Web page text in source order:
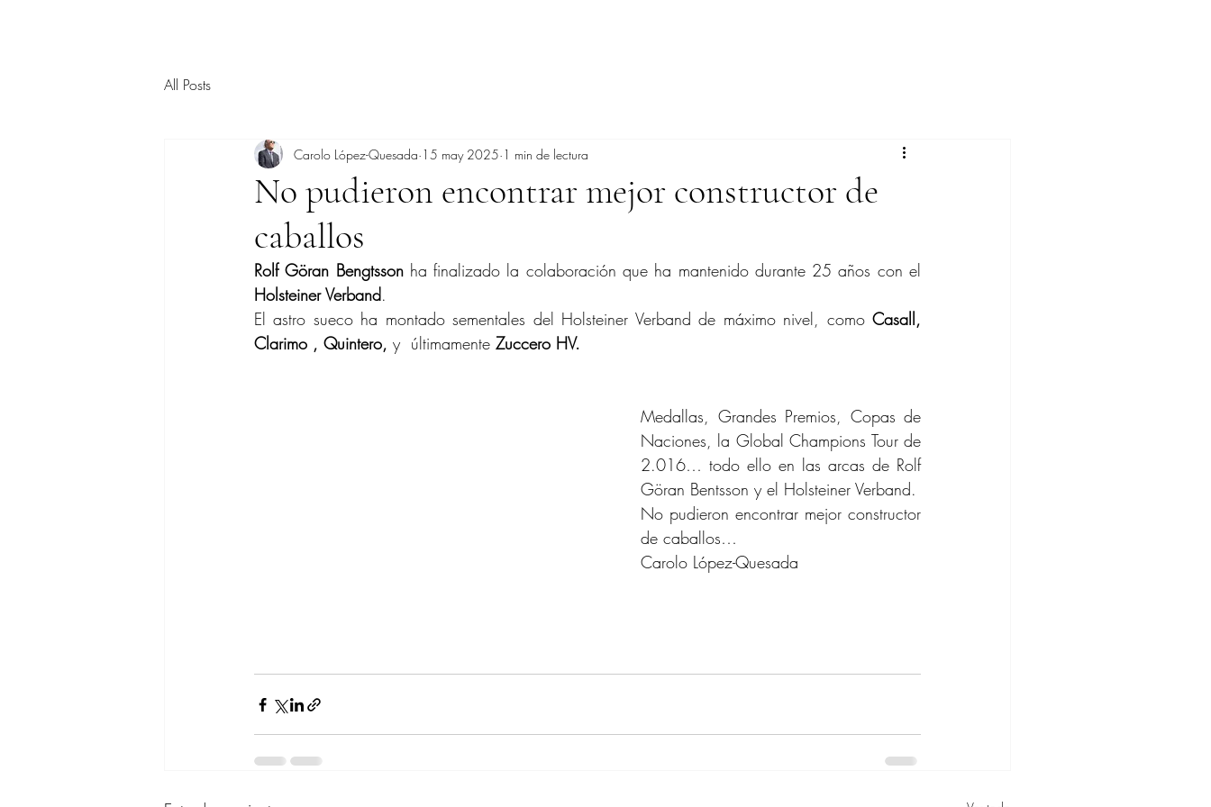
All Posts
No pudieron encontrar mejor constructor de
caballos
Carolo López-Quesada 15 may 2025 1 min de lectura
Rolf Göran Bengtsson
Holsteiner Verband.
El astro sueco ha montado sementales del Holsteiner Verband de máximo nivel, como Casall,
Clarimo , Quintero, y  últimamente Zuccero HV.
Medallas, Grandes Premios, Copas de
Naciones, la Global Champions Tour de
2.016… todo ello en las arcas de Rolf
Göran Bentsson y el Holsteiner Verband.
No pudieron encontrar mejor constructor
de caballos…
Carolo López-Quesada